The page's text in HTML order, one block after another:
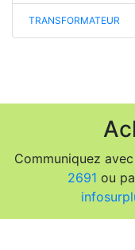
TRANSFORMATEUR
Communiquez
2691 ou